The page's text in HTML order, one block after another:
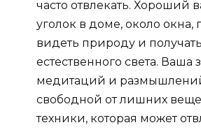
часто отвлекать. Хороший
уголок в доме, около окна,
видеть природу и
естественного света. Ваша
медитаций и
свободной от лишних
техники, которая может